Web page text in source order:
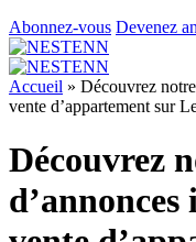
Abonnez-vous Devenez
Accueil » Découvrez
vente d’appartement sur
Découvrez